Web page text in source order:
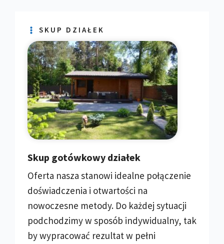
SKUP DZIAŁEK
Skup gotówkowy działek
Oferta nasza stanowi idealne połączenie
doświadczenia i otwartości na
nowoczesne metody. Do każdej sytuacji
podchodzimy w sposób indywidualny, tak
by wypracować rezultat w pełni